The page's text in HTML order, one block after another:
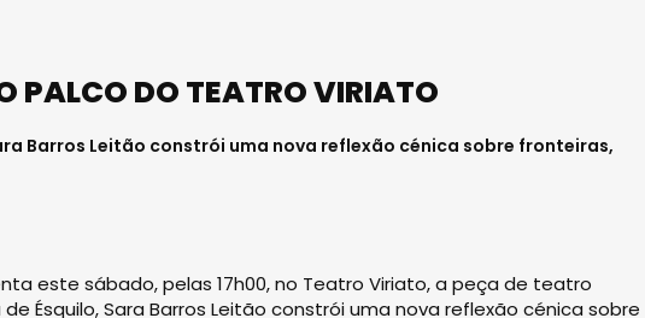
PALCO DO TEATRO VIRIATO
Barros Leitão constrói uma nova reflexão cénica sobre fronteiras,
este sábado, pelas 17h00, no Teatro Viriato, a peça de teatro
Ésquilo, Sara Barros Leitão constrói uma nova reflexão cénica sobre